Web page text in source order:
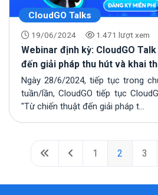
CloudGO Talks
19/06/2024 1.471 lượt xem
Webinar định kỳ: CloudGO
đến giải pháp thu hút và khai
kênh hiệu quả
Ngày 28/6/2024, tiếp tục trong
tuần/lần, CloudGO tiếp tục
"Từ chiến thuật đến giải pháp t...
1 2 3